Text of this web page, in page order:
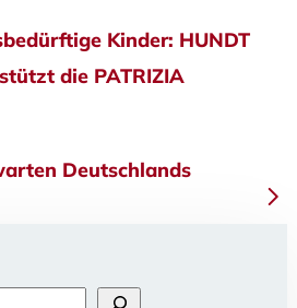
Kinder: HUNDT
die PATRIZIA
Deutschlands